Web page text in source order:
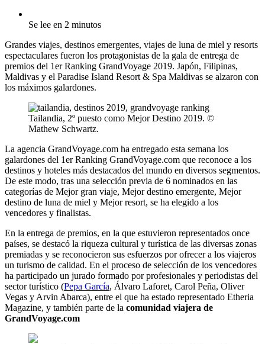
Se lee en 2 minutos
Grandes viajes, destinos emergentes, viajes de luna de miel y resorts
espectaculares fueron los protagonistas de la gala de entrega de
premios del 1er Ranking GrandVoyage 2019. Japón, Filipinas,
Maldivas y el Paradise Island Resort & Spa Maldivas se alzaron con
los máximos galardones.
Tailandia, 2º puesto como Mejor Destino 2019. ©
Mathew Schwartz.
La agencia GrandVoyage.com ha entregado esta semana los
galardones del 1er Ranking GrandVoyage.com que reconoce a los
destinos y hoteles más destacados del mundo en diversos segmentos.
De este modo, tras una selección previa de 6 nominados en las
categorías de Mejor gran viaje, Mejor destino emergente, Mejor
destino de luna de miel y Mejor resort, se ha elegido a los
vencedores y finalistas.
En la entrega de premios, en la que estuvieron representados once
países, se destacó la riqueza cultural y turística de las diversas zonas
premiadas y se reconocieron sus esfuerzos por ofrecer a los viajeros
un turismo de calidad. En el proceso de selección de los vencedores
ha participado un jurado formado por profesionales y periodistas del
sector turístico (Pepa García, Álvaro Laforet, Carol Peña, Oliver
Vegas y Arvin Abarca), entre el que ha estado representado Etheria
Magazine, y también parte de la comunidad viajera de
GrandVoyage.com